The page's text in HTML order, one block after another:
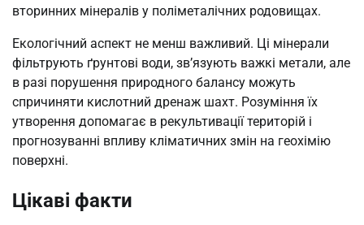
вторинних мінералів у поліметалічних родовищах.
Екологічний аспект не менш важливий. Ці мінерали
фільтрують ґрунтові води, зв’язують важкі метали, але
в разі порушення природного балансу можуть
спричиняти кислотний дренаж шахт. Розуміння їх
утворення допомагає в рекультивації територій і
прогнозуванні впливу кліматичних змін на геохімію
поверхні.
Цікаві факти